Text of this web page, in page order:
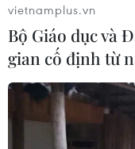
vietnamplus.vn
Bộ Giáo dục và
gian cố định từ